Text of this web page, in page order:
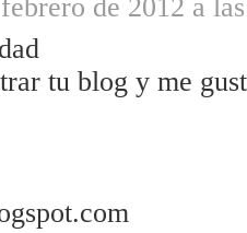
de 2012 a
tu blog y me